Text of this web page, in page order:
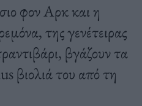
φον Αρκ και η
της γενέτειρας
βγάζουν τα
βιολιά του από τη